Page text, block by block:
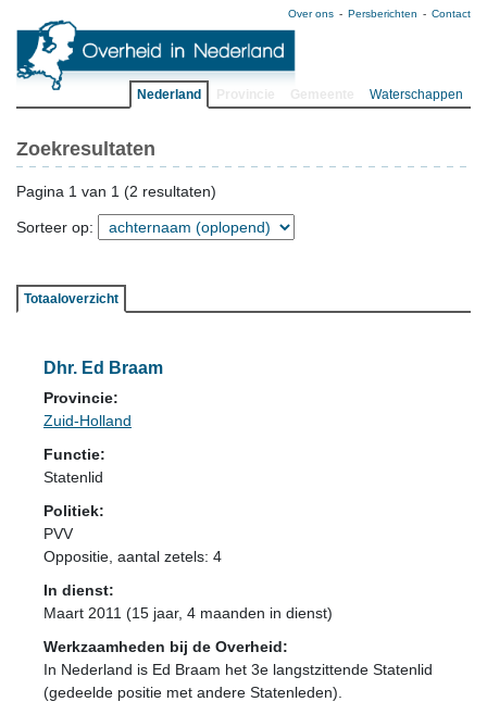
Over ons Persberichten Contact
Nederland Waterschappen
Zoekresultaten
Pagina 1 van 1 (2 resultaten)
Sorteer op:
Totaaloverzicht
Dhr. Ed Braam
Provincie:
Zuid-Holland
Functie:
Statenlid
Politiek:
PVV
Oppositie , aantal zetels: 4
In dienst:
Maart 2011 (15 jaar, 4 maanden in dienst)
Werkzaamheden bij de Overheid:
In Nederland is Ed Braam het 3e langstzittende Statenlid
(gedeelde positie met andere Statenleden).